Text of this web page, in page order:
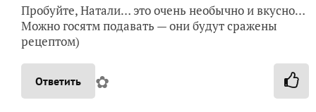
Пробуйте, Натали… это очень необычно и вкусно…
Можно госятм подавать — они будут сражены
рецептом)
Ответить ✿